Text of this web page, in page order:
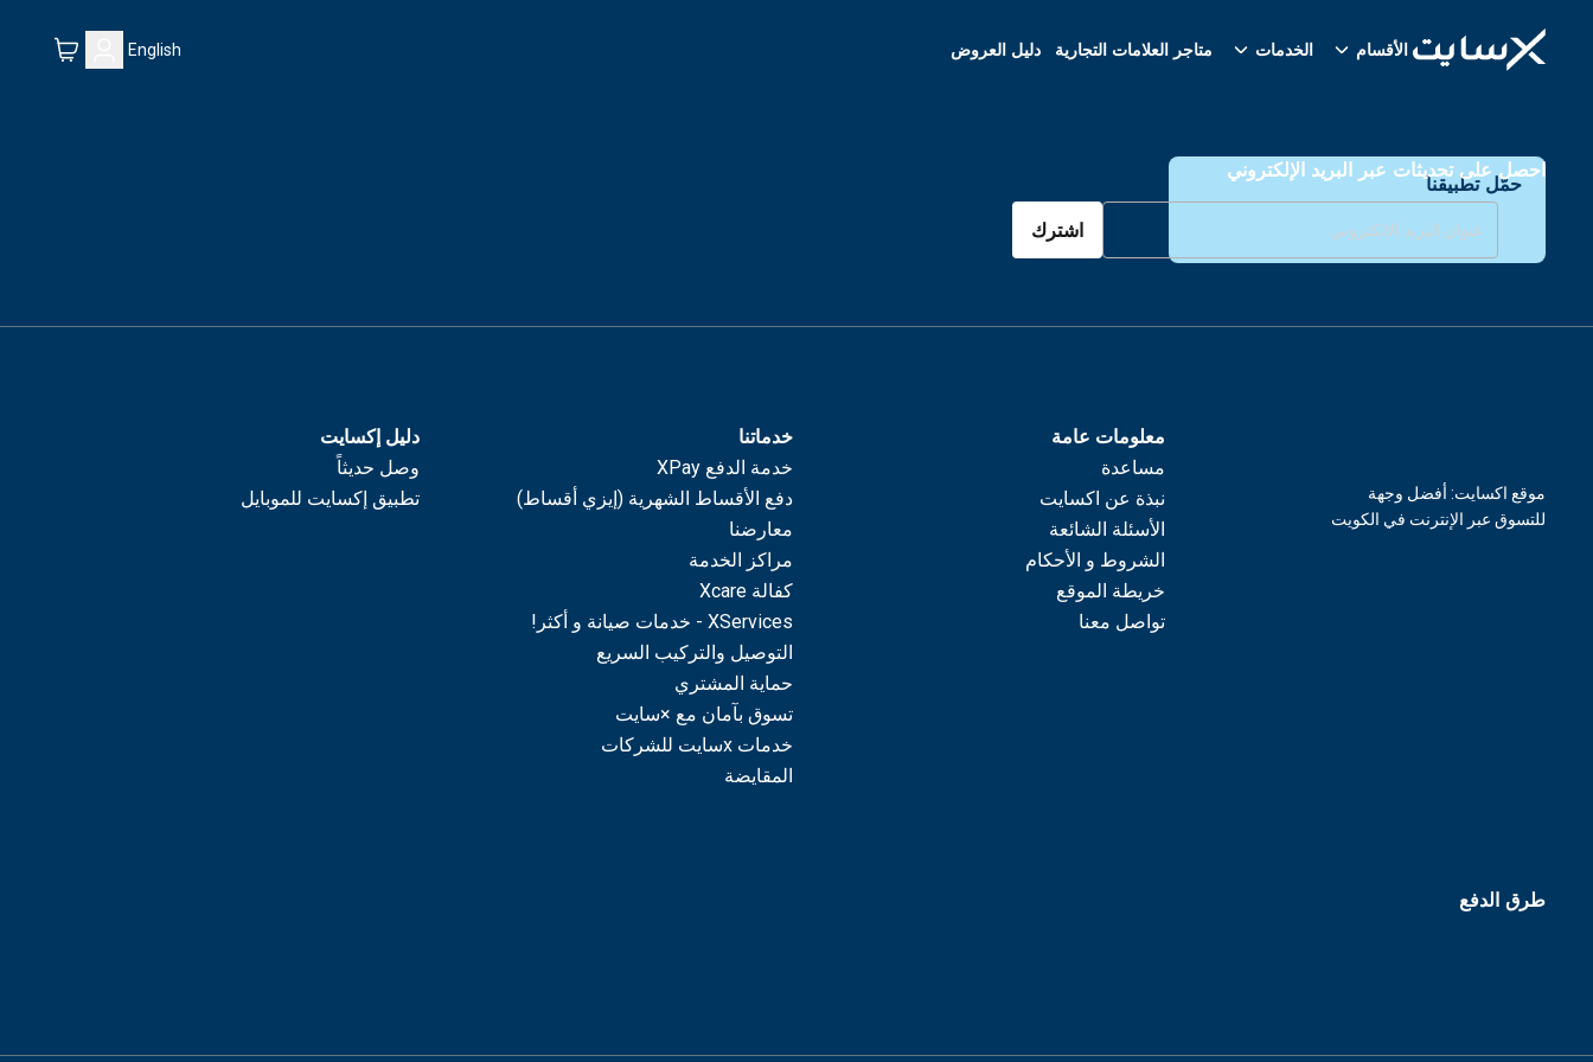
الأقسام الخدمات متاجر العلامات التجارية دليل العروض English
حمّل تطبيقنا
احصل على تحديثات عبر البريد الإلكتروني
اشترك
معلومات عامة
مساعدة
نبذة عن اكسايت
الأسئلة الشائعة
الشروط و الأحكام
خريطة الموقع
تواصل معنا
خدماتنا
خدمة الدفع XPay
دفع الأقساط الشهرية (إيزي أقساط)
معارضنا
مراكز الخدمة
كفالة Xcare
XServices - خدمات صيانة و أكثر!
التوصيل والتركيب السريع
حماية المشتري
تسوق بآمان مع ×سايت
خدمات xسايت للشركات
المقايضة
دليل إكسايت
وصل حديثاً
تطبيق إكسايت للموبايل
موقع اكسايت: أفضل وجهة
للتسوق عبر الإنترنت في الكويت
طرق الدفع